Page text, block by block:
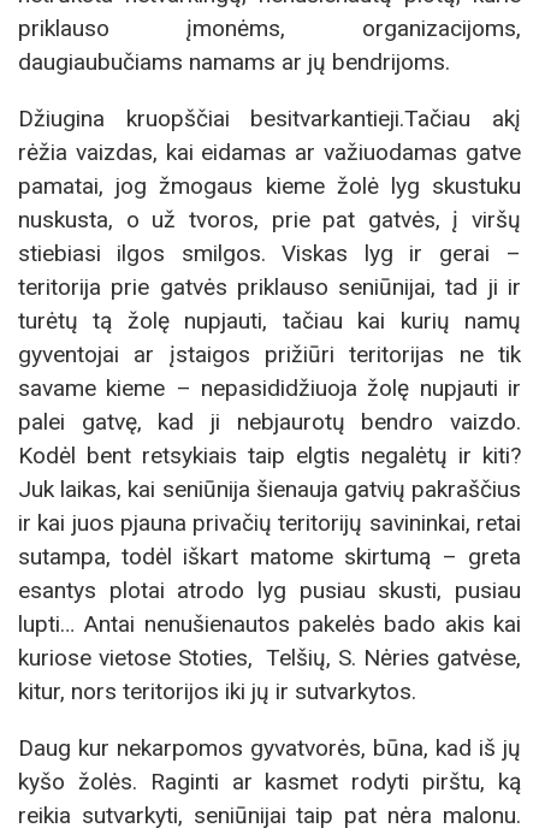
priklauso įmonėms, organizacijoms,
daugiaubučiams namams ar jų bendrijoms.
Džiugina kruopščiai besitvarkantieji.Tačiau akį
rėžia vaizdas, kai eidamas ar važiuodamas gatve
pamatai, jog žmogaus kieme žolė lyg skustuku
nuskusta, o už tvoros, prie pat gatvės, į viršų
stiebiasi ilgos smilgos. Viskas lyg ir gerai –
teritorija prie gatvės priklauso seniūnijai, tad ji ir
turėtų tą žolę nupjauti, tačiau kai kurių namų
gyventojai ar įstaigos prižiūri teritorijas ne tik
savame kieme – nepasididžiuoja žolę nupjauti ir
palei gatvę, kad ji nebjaurotų bendro vaizdo.
Kodėl bent retsykiais taip elgtis negalėtų ir kiti?
Juk laikas, kai seniūnija šienauja gatvių pakraščius
ir kai juos pjauna privačių teritorijų savininkai, retai
sutampa, todėl iškart matome skirtumą – greta
esantys plotai atrodo lyg pusiau skusti, pusiau
lupti… Antai nenušienautos pakelės bado akis kai
kuriose vietose Stoties, Telšių, S. Nėries gatvėse,
kitur, nors teritorijos iki jų ir sutvarkytos.
Daug kur nekarpomos gyvatvorės, būna, kad iš jų
kyšo žolės. Raginti ar kasmet rodyti pirštu, ką
reikia sutvarkyti, seniūnijai taip pat nėra malonu.